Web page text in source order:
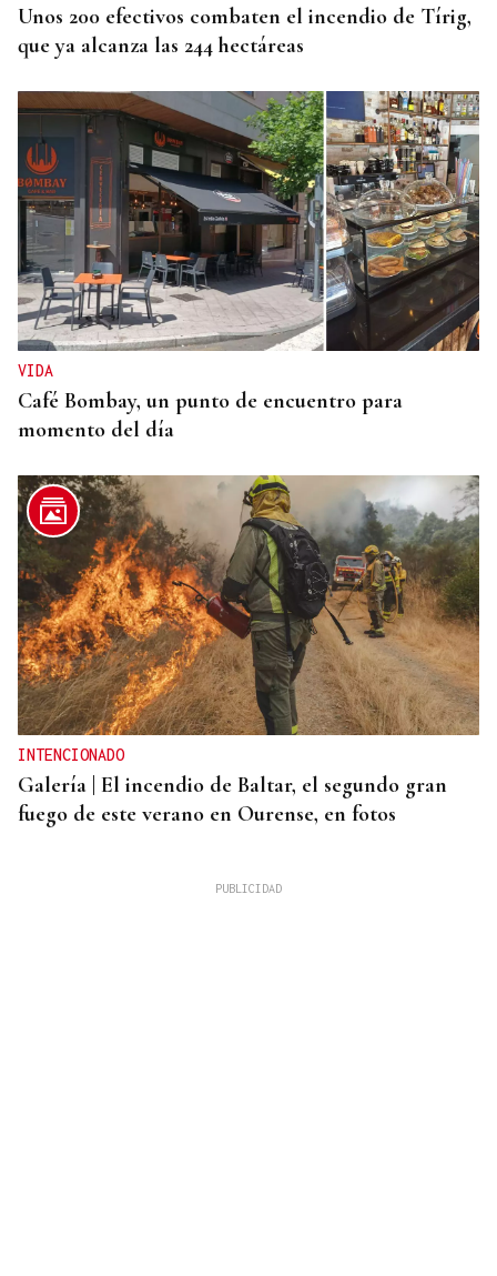
Unos 200 efectivos combaten el incendio de Tírig,
que ya alcanza las 244 hectáreas
VIDA
Café Bombay, un punto de encuentro para
momento del día
INTENCIONADO
Galería | El incendio de Baltar, el segundo gran
fuego de este verano en Ourense, en fotos